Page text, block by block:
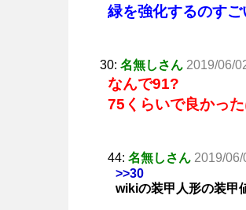
緑を強化するのす
30: 名無しさん 2019/06/
なんで91?
75くらいで良かっ
44: 名無しさん 2019/
>>30
wikiの装甲人形の装甲